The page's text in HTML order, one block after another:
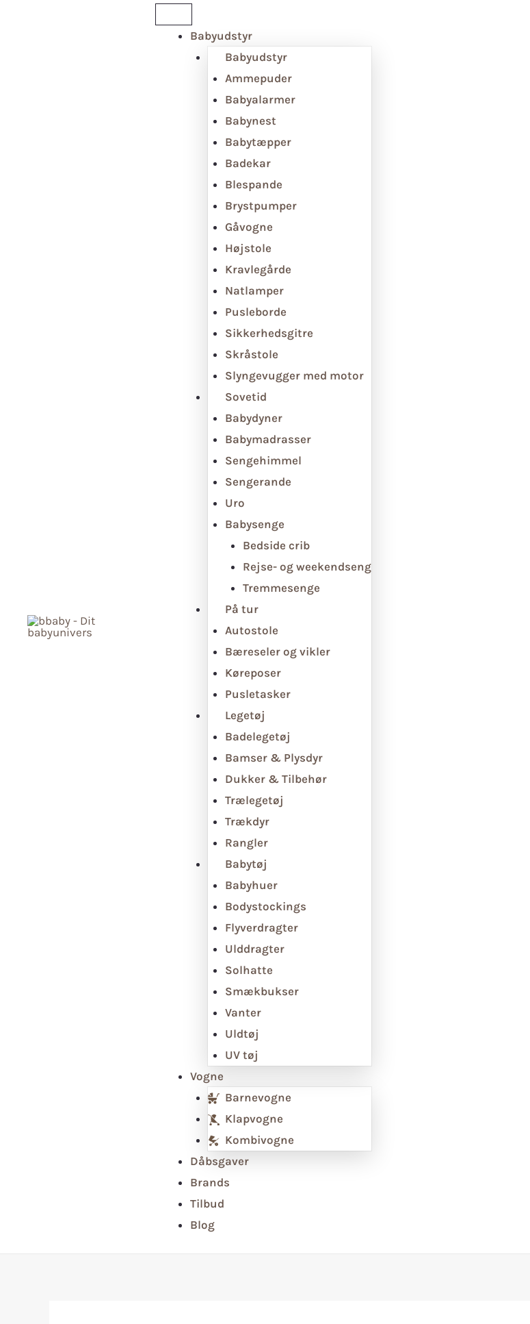
Babyudstyr
Babyudstyr
Ammepuder
Babyalarmer
Babynest
Babytæpper
Badekar
Blespande
Brystpumper
Gåvogne
Højstole
Kravlegårde
Natlamper
Pusleborde
Sikkerhedsgitre
Skråstole
Slyngevugger med motor
Sovetid
Babydyner
Babymadrasser
Sengehimmel
Sengerande
Uro
Babysenge
Bedside crib
Rejse- og weekendseng
Tremmesenge
På tur
Autostole
Bæreseler og vikler
Køreposer
Pusletasker
Legetøj
Badelegetøj
Bamser & Plysdyr
Dukker & Tilbehør
Trælegetøj
Trækdyr
Rangler
Babytøj
Babyhuer
Bodystockings
Flyverdragter
Ulddragter
Solhatte
Smækbukser
Vanter
Uldtøj
UV tøj
Vogne
Barnevogne
Klapvogne
Kombivogne
Dåbsgaver
Brands
Tilbud
Blog